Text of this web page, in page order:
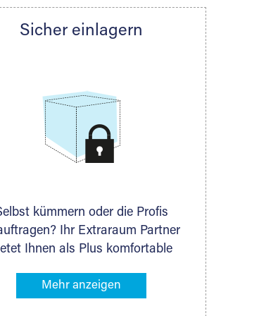
Sicher einlagern
kümmern oder die Profis
Ihr Extraraum Partner
Ihnen als Plus komfortable
bequem machen. Dazu